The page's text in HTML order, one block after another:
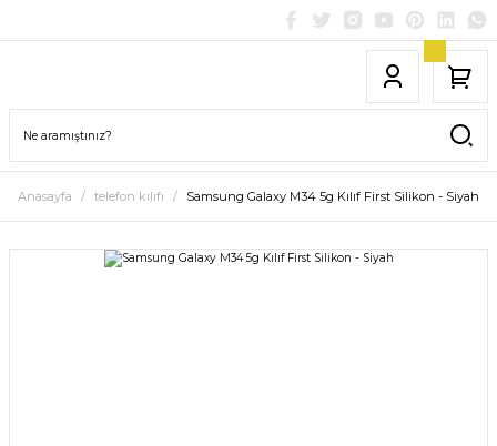
Anasayfa telefon kılıfı Samsung Galaxy M34 5g Kılıf First Silikon - Siyah